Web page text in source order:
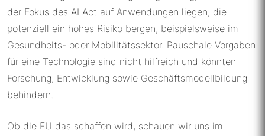
der Fokus des AI Act auf Anwendungen liegen, die
potenziell ein hohes Risiko bergen, beispielsweise im
Gesundheits- oder Mobilitätssektor. Pauschale Vorgaben
für eine Technologie sind nicht hilfreich und könnten
Forschung, Entwicklung sowie Geschäftsmodellbildung
behindern.
Ob die EU das schaffen wird, schauen wir uns im